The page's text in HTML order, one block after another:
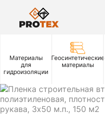
Материалы
для
гидроизоляции
Геосинтетические
материалы